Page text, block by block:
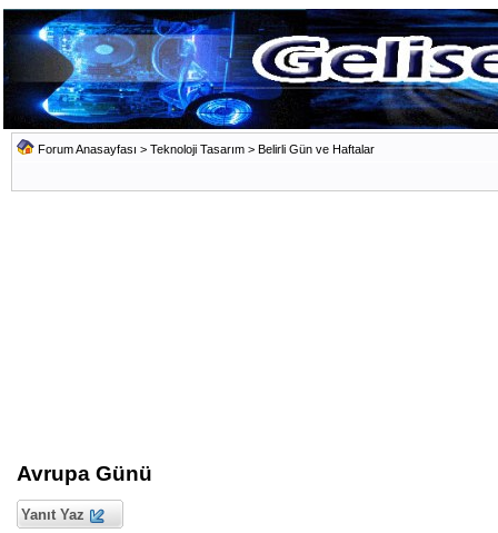
Forum Anasayfası > Teknoloji Tasarım > Belirli Gün ve Haftalar
Avrupa Günü
Yanıt Yaz